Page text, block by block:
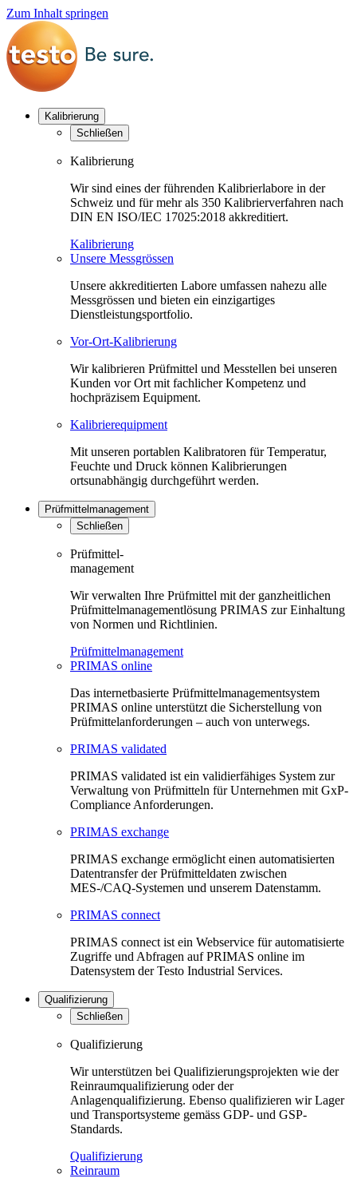
Zum Inhalt springen
Kalibrierung
Schließen
Kalibrierung
Wir sind eines der führenden Kalibrierlabore in der
Schweiz und für mehr als 350 Kalibrierverfahren nach
DIN EN ISO/IEC 17025:2018 akkreditiert.
Kalibrierung
Unsere Messgrössen
Unsere akkreditierten Labore umfassen nahezu alle
Messgrössen und bieten ein einzigartiges
Dienstleistungsportfolio.
Vor-Ort-Kalibrierung
Wir kalibrieren Prüfmittel und Messtellen bei unseren
Kunden vor Ort mit fachlicher Kompetenz und
hochpräzisem Equipment.
Kalibrierequipment
Mit unseren portablen Kalibratoren für Temperatur,
Feuchte und Druck können Kalibrierungen
ortsunabhängig durchgeführt werden.
Prüfmittelmanagement
Schließen
Prüfmittel-
management
Wir verwalten Ihre Prüfmittel mit der ganzheitlichen
Prüfmittelmanagementlösung PRIMAS zur Einhaltung
von Normen und Richtlinien.
Prüfmittelmanagement
PRIMAS online
Das internetbasierte Prüfmittelmanagementsystem
PRIMAS online unterstützt die Sicherstellung von
Prüfmittelanforderungen – auch von unterwegs.
PRIMAS validated
PRIMAS validated ist ein validierfähiges System zur
Verwaltung von Prüfmitteln für Unternehmen mit GxP-
Compliance Anforderungen.
PRIMAS exchange
PRIMAS exchange ermöglicht einen automatisierten
Datentransfer der Prüfmitteldaten zwischen
MES-/CAQ-Systemen und unserem Datenstamm.
PRIMAS connect
PRIMAS connect ist ein Webservice für automatisierte
Zugriffe und Abfragen auf PRIMAS online im
Datensystem der Testo Industrial Services.
Qualifizierung
Schließen
Qualifizierung
Wir unterstützen bei Qualifizierungsprojekten wie der
Reinraumqualifizierung oder der
Anlagenqualifizierung. Ebenso qualifizieren wir Lager
und Transportsysteme gemäss GDP- und GSP-
Standards.
Qualifizierung
Reinraum